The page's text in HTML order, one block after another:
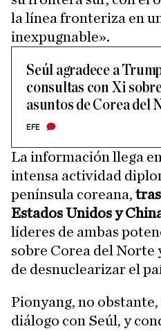
la línea fronteriza en
inexpugnable».
Seúl agradece a
consultas con Xi
asuntos de Corea del
EFE
La información llega
intensa actividad
península coreana,
Estados Unidos y
líderes de ambas
sobre Corea del Norte
de desnuclearizar el
Pionyang, no obstante,
diálogo con Seúl, y